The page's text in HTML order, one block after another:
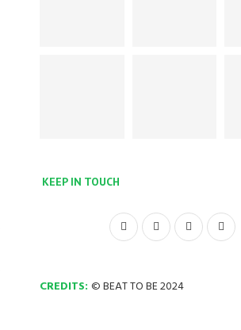
KEEP IN TOUCH
CREDITS: © BEAT TO BE 2024